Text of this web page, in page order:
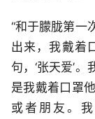
“和于朦胧第一
出来，我戴着
句，‘张天爱’
是我戴着口罩
或者朋友。